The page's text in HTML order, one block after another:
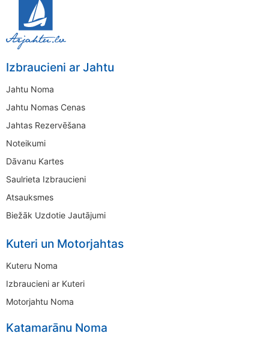
Izbraucieni ar Jahtu
Jahtu Noma
Jahtu Nomas Cenas
Jahtas Rezervēšana
Noteikumi
Dāvanu Kartes
Saulrieta Izbraucieni
Atsauksmes
Biežāk Uzdotie Jautājumi
Kuteri un Motorjahtas
Kuteru Noma
Izbraucieni ar Kuteri
Motorjahtu Noma
Katamarānu Noma